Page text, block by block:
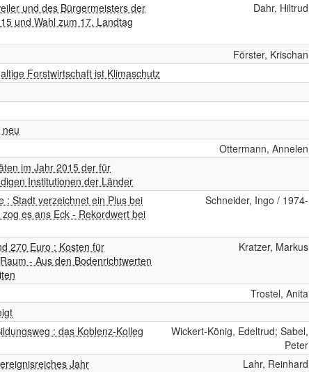
und des Bürgermeisters der
und Wahl zum 17. Landtag
Dahr, Hiltrud
Förster, Krischan
Forstwirtschaft ist Klimaschutz
Ottermann, Annelen
im Jahr 2015 der für
Institutionen der Länder
: Stadt verzeichnet ein Plus bei
es ans Eck - Rekordwert bei
Schneider, Ingo / 1974-
270 Euro : Kosten für
- Aus den Bodenrichtwerten
Kratzer, Markus
Trostel, Anita
: das Koblenz-Kolleg
Wickert-König, Edeltrud; Sabel,
Peter
Jahr Lahr, Reinhard